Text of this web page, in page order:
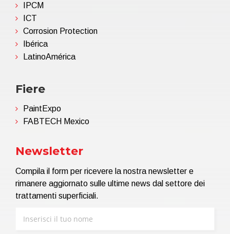
IPCM
ICT
Corrosion Protection
Ibérica
LatinoAmérica
Fiere
PaintExpo
FABTECH Mexico
Newsletter
Compila il form per ricevere la nostra newsletter e
rimanere aggiornato sulle ultime news dal settore dei
trattamenti superficiali.